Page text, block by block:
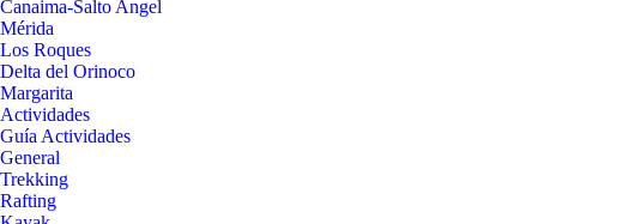
Canaima-Salto Angel
Mérida
Los Roques
Delta del Orinoco
Margarita
Actividades
Guía Actividades
General
Trekking
Rafting